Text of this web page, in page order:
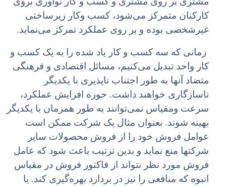
کارکنان متمرکز می‌شود، کسب وکار زیرساختی
غیرشخصی بوده و بر روی عملکرد تمرکز می‌نماید.
زمانی که سه کسب و کار یاد شده را به یک کسب و
کار واحد تبدیل می‌کنیم، مسائل اقتصادی و فرهنگی
متضاد آنها به طور اجتناب ناپذیری با یکدیگر
ناسازگاری خواهند داشت. حوزه افزایش عملکرد،
سرعت ومقیاس نمی‌توانند به طور همزمان با یکدیگر
بهینه شوند. بعنوان مثال یک شرکت ممکن است
عوامل فروش خود را از فروش محصولات سایر
شرکتها منع نماید و بدین ترتیب باعث شود که عامل
فروش مورد نظر نتواند از فاکتور فروش در مقیاس
انبوه که منافعی را نیز در بردارد بهره‌گیری کند. یا